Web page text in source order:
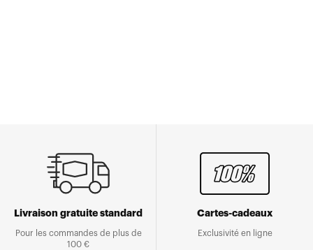
Livraison gratuite standard
Pour les commandes de plus de
100 €
Cartes-cadeaux
Exclusivité en ligne